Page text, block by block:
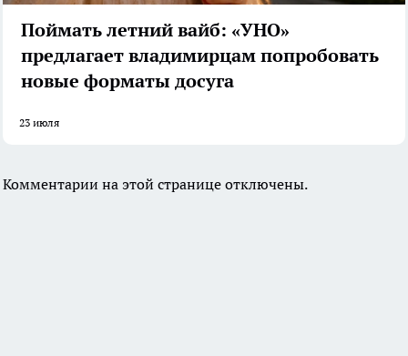
Поймать летний вайб: «УНО»
предлагает владимирцам попробовать
новые форматы досуга
23 июля
Комментарии на этой странице отключены.